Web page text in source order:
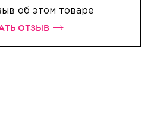
об этом товаре
ОТЗЫВ